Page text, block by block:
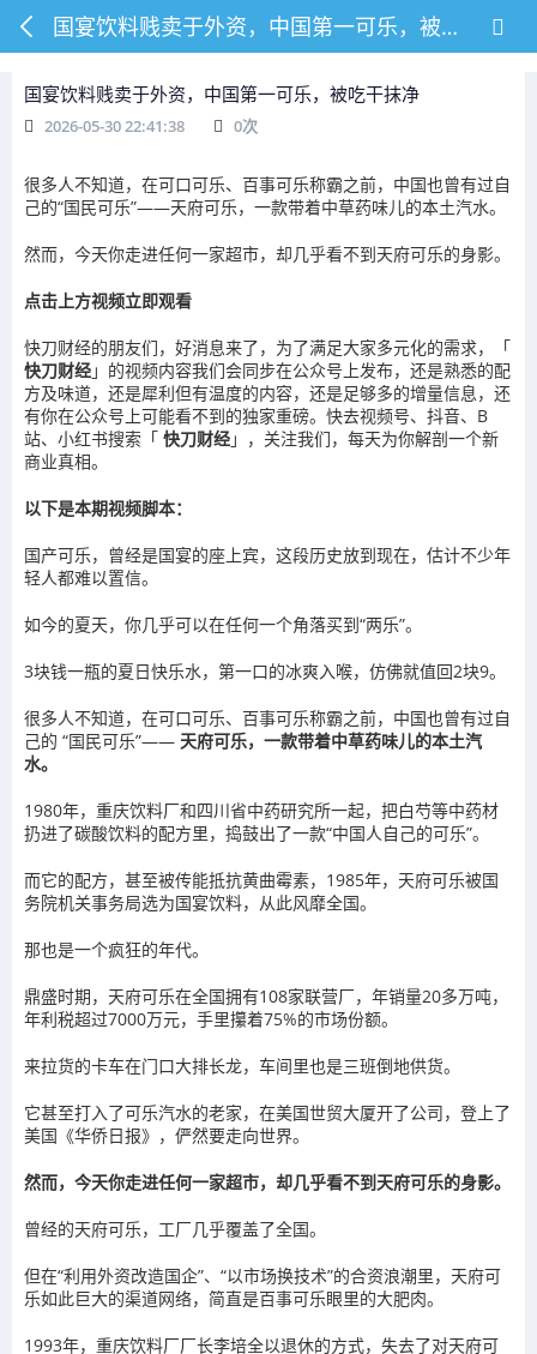
国宴饮料贱卖于外资，中国第一可乐，被吃干抹净
国宴饮料贱卖于外资，中国第一可乐，被吃干抹净
2026-05-30 22:41:38 0次
很多人不知道，在可口可乐、百事可乐称霸之前，中国也曾有过自
己的“国民可乐”——天府可乐，一款带着中草药味儿的本土汽水。
然而，今天你走进任何一家超市，却几乎看不到天府可乐的身影。
点击上方视频立即观看
快刀财经的朋友们，好消息来了，为了满足大家多元化的需求，「
快刀财经」的视频内容我们会同步在公众号上发布，还是熟悉的配
方及味道，还是犀利但有温度的内容，还是足够多的增量信息，还
有你在公众号上可能看不到的独家重磅。快去视频号、抖音、B
站、小红书搜索「 快刀财经」，关注我们，每天为你解剖一个新
商业真相。
以下是本期视频脚本：
国产可乐，曾经是国宴的座上宾，这段历史放到现在，估计不少年
轻人都难以置信。
如今的夏天，你几乎可以在任何一个角落买到“两乐”。
3块钱一瓶的夏日快乐水，第一口的冰爽入喉，仿佛就值回2块9。
很多人不知道，在可口可乐、百事可乐称霸之前，中国也曾有过自
己的 “国民可乐”—— 天府可乐，一款带着中草药味儿的本土汽
水。
1980年，重庆饮料厂和四川省中药研究所一起，把白芍等中药材
扔进了碳酸饮料的配方里，捣鼓出了一款“中国人自己的可乐”。
而它的配方，甚至被传能抵抗黄曲霉素，1985年，天府可乐被国
务院机关事务局选为国宴饮料，从此风靡全国。
那也是一个疯狂的年代。
鼎盛时期，天府可乐在全国拥有108家联营厂，年销量20多万吨，
年利税超过7000万元，手里攥着75%的市场份额。
来拉货的卡车在门口大排长龙，车间里也是三班倒地供货。
它甚至打入了可乐汽水的老家，在美国世贸大厦开了公司，登上了
美国《华侨日报》，俨然要走向世界。
然而，今天你走进任何一家超市，却几乎看不到天府可乐的身影。
曾经的天府可乐，工厂几乎覆盖了全国。
但在“利用外资改造国企”、“以市场换技术”的合资浪潮里，天府可
乐如此巨大的渠道网络，简直是百事可乐眼里的大肥肉。
1993年，重庆饮料厂厂长李培全以退休的方式，失去了对天府可